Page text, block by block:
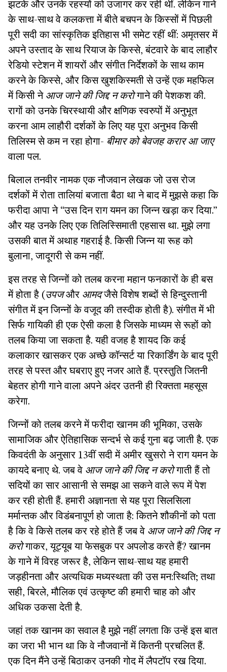
झटके और उनके रहस्यों को उजागर कर रही थीं. लेकिन गाने
के साथ-साथ वे कलकत्ता में बीते बचपन के किस्सों में पिछली
पूरी सदी का सांस्कृतिक इतिहास भी समेट रहीं थीं: अमृतसर में
अपने उस्ताद के साथ रियाज के किस्से, बंटवारे के बाद लाहौर
रेडियो स्टेशन में शायरों और संगीत निर्देशकों के साथ काम
करने के किस्से, और किस खुशकिस्मती से उन्हें एक महफिल
में किसी ने आज जाने की जिद्द न करोगाने की पेशकश की.
रागों को उनके चिरस्थायी और क्षणिक स्वरुपों में अनुभूत
करना आम लाहौरी दर्शकों के लिए यह पूरा अनुभव किसी
तिलिस्म से कम न रहा होगा- बीमार को बेवजह करार आ जाए
वाला पल.
बिलाल तनवीर नामक एक नौजवान लेखक जो उस रोज
दर्शकों में रोता तालियां बजाता बैठा था ने बाद में मुझसे कहा कि
फरीदा आपा ने “उस दिन राग यमन का जिन्न खड़ा कर दिया.”
और यह उनके लिए एक तिलिस्सिमाती एहसास था. मुझे लगा
उसकी बात में अथाह गहराई है. किसी जिन्न या रूह को
बुलाना, जादूगरी से कम नहीं.
इस तरह से जिन्नों को तलब करना महान फनकारों के ही बस
में होता है ( उपजऔर आमदजैसे विशेष शब्दों से हिन्दुस्तानी
संगीत में इन जिन्नों के वजूद की तस्दीक होती है). संगीत में भी
सिर्फ गायिकी ही एक ऐसी कला है जिसके माध्यम से रूहों को
तलब किया जा सकता है. यही वजह है शायद कि कई
कलाकार खासकर एक अच्छे कॉन्सर्ट या रिकार्डिंग के बाद पूरी
तरह से पस्त और घबराए हुए नजर आते हैं. प्रस्तुति जितनी
बेहतर होगी गाने वाला अपने अंदर उतनी ही रिक्तता महसूस
करेगा.
जिन्नों को तलब करने में फरीदा खानम की भूमिका, उसके
सामाजिक और ऐतिहासिक सन्दर्भ से कई गुना बढ़ जाती है. एक
किवदंती के अनुसार 13वीं सदी में अमीर खुसरो ने राग यमन के
कायदे बनाए थे. जब वे आज जाने की जिद्द न करोगाती हैं तो
सदियों का सार आसानी से समझ आ सकने वाले रूप में पेश
कर रही होती हैं. हमारी अज्ञानता से यह पूरा सिलसिला
मर्मान्तक और विडंबनापूर्ण हो जाता है: कितने शौकीनों को पता
है कि वे किसे तलब कर रहे होते हैं जब वे आज जाने की जिद्द न
करोगाकर, यूट्यूब या फेसबुक पर अपलोड करते हैं? खानम
के गाने में विरह जरूर है, लेकिन साथ-साथ यह हमारी
जड़हीनता और अत्यधिक मध्यस्थता की उस मन:स्थिति; तथा
सही, बिरले, मौलिक एवं उत्कृष्ट की हमारी चाह को और
अधिक उकसा देती है.
जहां तक खानम का सवाल है मुझे नहीं लगता कि उन्हें इस बात
का जरा भी भान था कि वे नौजवानों में कितनी प्रचलित हैं.
एक दिन मैंने उन्हें बिठाकर उनकी गोद में लैपटॉप रख दिया.